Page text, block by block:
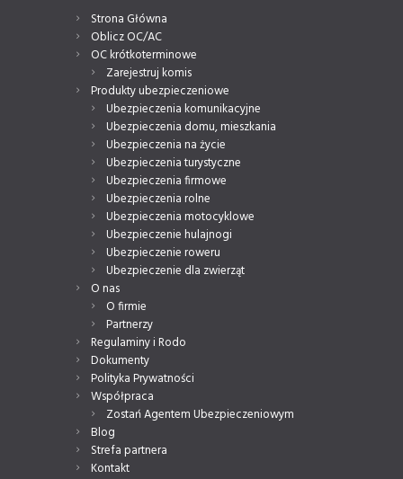
Strona Główna
Oblicz OC/AC
OC krótkoterminowe
Zarejestruj komis
Produkty ubezpieczeniowe
Ubezpieczenia komunikacyjne
Ubezpieczenia domu, mieszkania
Ubezpieczenia na życie
Ubezpieczenia turystyczne
Ubezpieczenia firmowe
Ubezpieczenia rolne
Ubezpieczenia motocyklowe
Ubezpieczenie hulajnogi
Ubezpieczenie roweru
Ubezpieczenie dla zwierząt
O nas
O firmie
Partnerzy
Regulaminy i Rodo
Dokumenty
Polityka Prywatności
Współpraca
Zostań Agentem Ubezpieczeniowym
Blog
Strefa partnera
Kontakt